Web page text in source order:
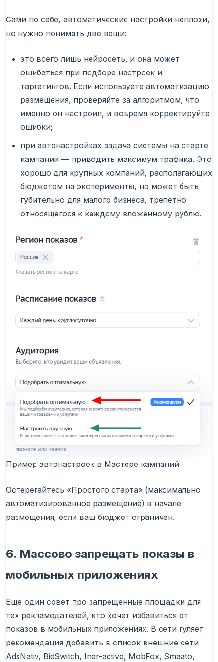
Сами по себе, автоматические настройки неплохи,
но нужно понимать две вещи:
это всего лишь нейросеть, и она может
ошибаться при подборе настроек и
таргетингов. Если используете автоматизацию
размещения, проверяйте за алгоритмом, что
именно он настроил, и вовремя корректируйте
ошибки;
при автонастройках задача системы на старте
кампании — приводить максимум трафика. Это
хорошо для крупных компаний, располагающих
бюджетом на эксперименты, но может быть
губительно для малого бизнеса, трепетно
относящегося к каждому вложенному рублю.
Пример автонастроек в Мастере кампаний
Остерегайтесь «Простого старта» (максимально
автоматизированное размещение) в начале
размещения, если ваш бюджет ограничен.
6. Массово запрещать показы в
мобильных приложениях
Еще один совет про запрещенные площадки для
тех рекламодателей, кто хочет избавиться от
показов в мобильных приложениях. В сети гуляет
рекомендация добавить в список внешние сети
AdsNativ, BidSwitch, Iner-active, MobFox, Smaato,